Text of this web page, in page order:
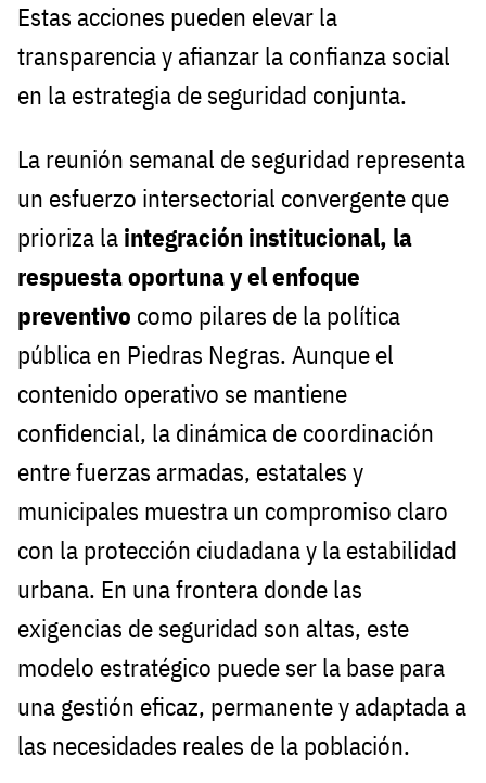
Estas acciones pueden elevar la
transparencia y afianzar la confianza social
en la estrategia de seguridad conjunta.
La reunión semanal de seguridad representa
un esfuerzo intersectorial convergente que
prioriza la integración institucional, la
respuesta oportuna y el enfoque
preventivo como pilares de la política
pública en Piedras Negras. Aunque el
contenido operativo se mantiene
confidencial, la dinámica de coordinación
entre fuerzas armadas, estatales y
municipales muestra un compromiso claro
con la protección ciudadana y la estabilidad
urbana. En una frontera donde las
exigencias de seguridad son altas, este
modelo estratégico puede ser la base para
una gestión eficaz, permanente y adaptada a
las necesidades reales de la población.